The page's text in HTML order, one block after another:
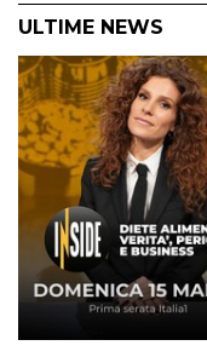
ULTIME NEWS